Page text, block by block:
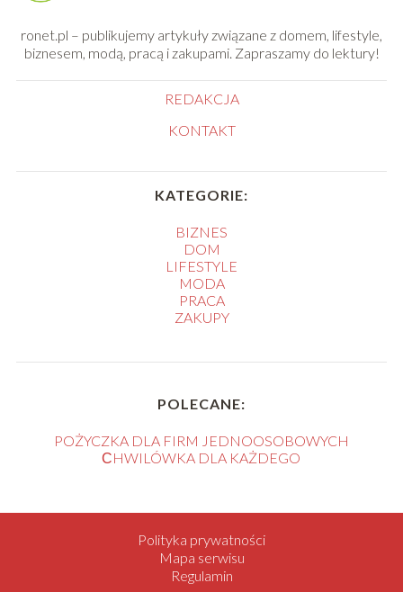
ronet.pl – publikujemy artykuły związane z domem, lifestyle,
biznesem, modą, pracą i zakupami. Zapraszamy do lektury!
REDAKCJA
KONTAKT
KATEGORIE:
BIZNES
DOM
LIFESTYLE
MODA
PRACA
ZAKUPY
POLECANE:
POŻYCZKA DLA FIRM JEDNOOSOBOWYCH
СHWILÓWKA DLA KAŻDEGO
Polityka prywatności
Mapa serwisu
Regulamin